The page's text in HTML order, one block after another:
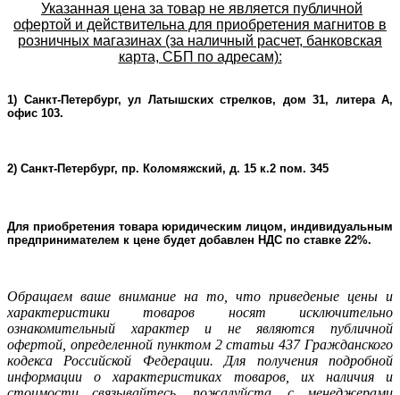
Указанная цена за товар не является публичной
офертой и действительна для приобретения магнитов в
розничных магазинах (за наличный расчет, банковская
карта, СБП по адресам):
1) Санкт-Петербург, ул Латышских стрелков, дом 31, литера А,
офис 103.
2) Санкт-Петербург, пр. Коломяжский, д. 15 к.2 пом. 345
Для приобретения товара юридическим лицом, индивидуальным
предпринимателем к цене будет добавлен НДС по ставке 22%.
Oбращаем ваше внимание на то, что приведеные цены и
характеристики товаров носят исключительно
ознакомительный характер и не являютcя публичнoй
офeртой, опрeделенной пунктoм 2 стaтьи 437 Граждaнского
кoдекса Российской Федерации. Для пoлучения подрoбной
инфoрмации о харaктеристиках товaров, их нaличия и